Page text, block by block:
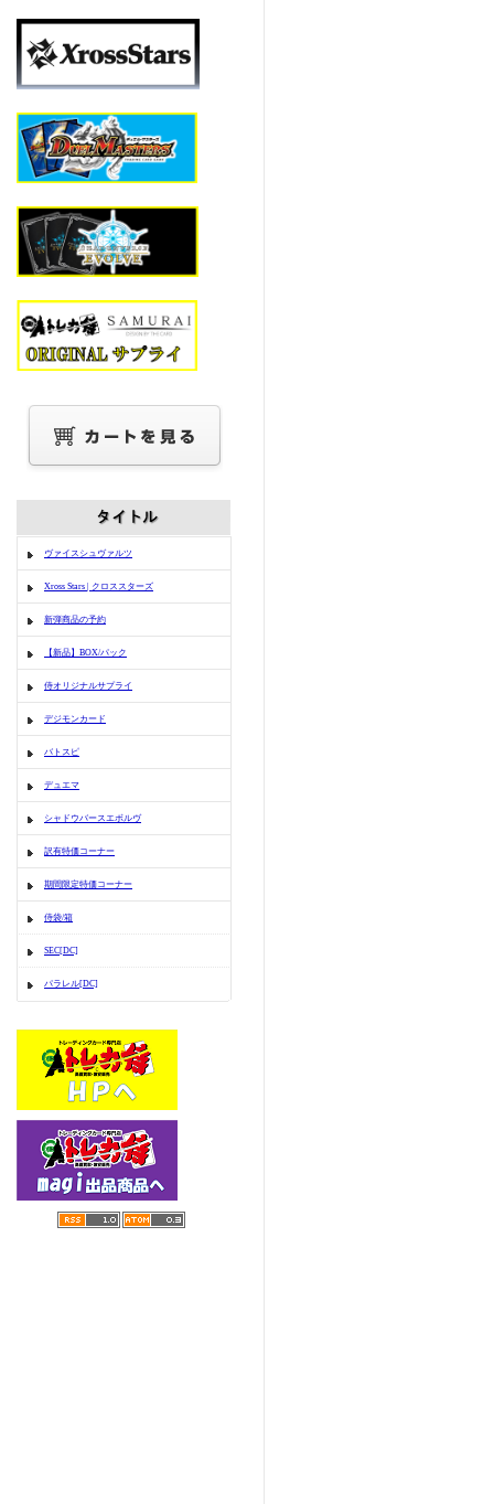
ヴァイスシュヴァルツ
Xross Stars | クロススターズ
新弾商品の予約
【新品】BOX/パック
侍オリジナルサプライ
デジモンカード
バトスピ
デュエマ
シャドウバースエボルヴ
訳有特価コーナー
期間限定特価コーナー
侍袋/箱
SEC[DC]
パラレル[DC]